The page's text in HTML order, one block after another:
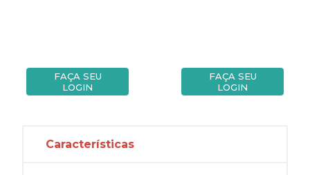
FAÇA SEU
LOGIN
FAÇA SEU
LOGIN
Características